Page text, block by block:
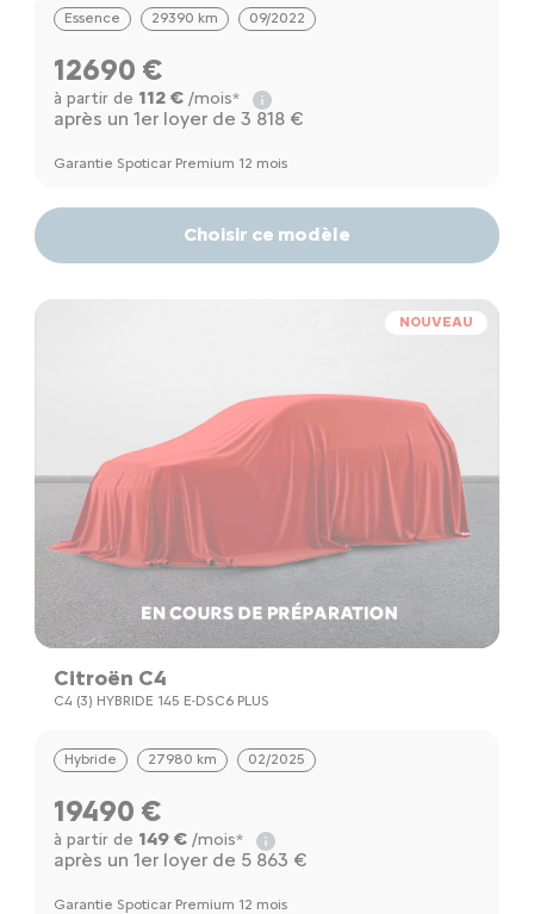
Essence 29390 km 09/2022
12690 €
à partir de 112 €/mois*
après un 1er loyer de 3 818 €
Garantie Spoticar Premium 12 mois
Choisir ce modèle
NOUVEAU
Citroën C4
C4 (3) HYBRIDE 145 E-DSC6 PLUS
Hybride 27980 km 02/2025
19490 €
à partir de 149 €/mois*
après un 1er loyer de 5 863 €
Garantie Spoticar Premium 12 mois